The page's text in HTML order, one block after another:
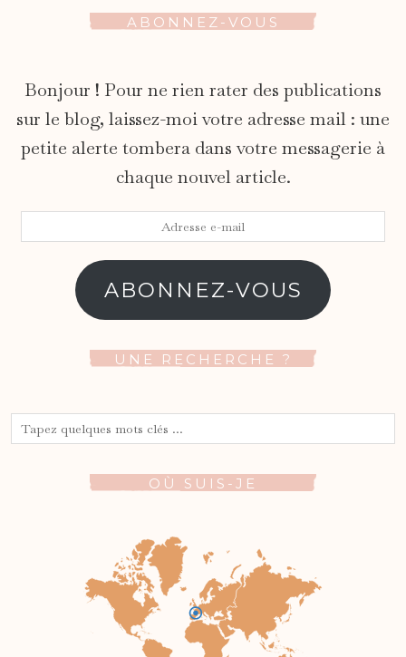
ABONNEZ-VOUS
Bonjour ! Pour ne rien rater des publications
sur le blog, laissez-moi votre adresse mail : une
petite alerte tombera dans votre messagerie à
chaque nouvel article.
ABONNEZ-VOUS
UNE RECHERCHE ?
OÙ SUIS-JE